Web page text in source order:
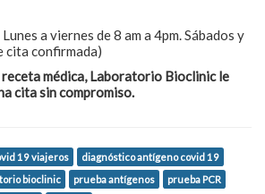
a viernes de 8 am a 4pm. Sábados y
cita confirmada)
médica, Laboratorio Bioclinic le
cita sin compromiso.
19 viajeros
diagnóstico antígeno covid 19
bioclinic prueba antígenos
prueba PCR